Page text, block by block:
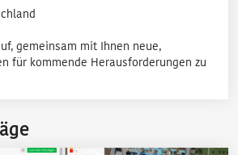
gemeinsam mit Ihnen neue,
für kommende Herausforderungen zu